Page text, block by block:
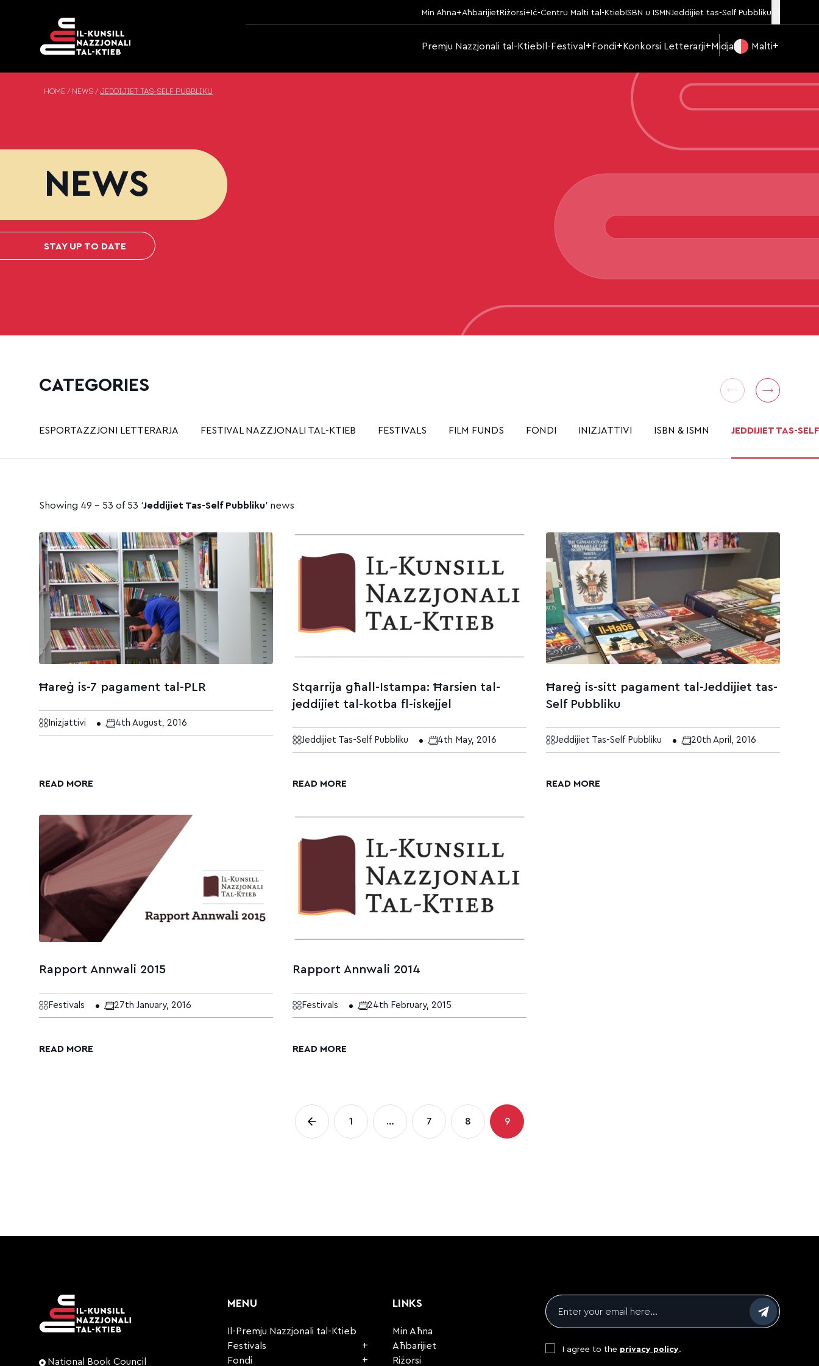
Min Aħna AħbarijietRiżorsi Iċ-Ċentru Malti tal-Ktieb ISBN u ISMNJeddijiet tas-Self Pubbliku
Premju Nazzjonali tal-Ktieb Il-Festival Fondi Konkorsi Letterarji Midja Malti
HOME / NEWS / JEDDIJIET TAS-SELF PUBBLIKU
NEWS
STAY UP TO DATE
CATEGORIES
ESPORTAZZJONI LETTERARJA FESTIVAL NAZZJONALI TAL-KTIEB FESTIVALS FILM FUNDS FONDI INIZJATTIVI ISBN & ISMN JEDDIJIET TAS-
Showing 49 - 53 of 53 ‘Jeddijiet Tas-Self Pubbliku’ news
Ħareġ is-7 pagament tal-PLR
Inizjattivi 4th August, 2016
READ MORE
Stqarrija għall-Istampa: Ħarsien tal-
jeddijiet tal-kotba fl-iskejjel
Jeddijiet Tas-Self Pubbliku 4th May, 2016
READ MORE
Ħareġ is-sitt pagament tal-Jeddijiet tas-
Self Pubbliku
Jeddijiet Tas-Self Pubbliku 20th April, 2016
READ MORE
Rapport Annwali 2015
Festivals 27th January, 2016
READ MORE
Rapport Annwali 2014
Festivals 24th February, 2015
READ MORE
Posts
pagination
Page
1 …
Page
7
Page
8
Page
9
National Book Council
MENU
Il-Premju Nazzjonali tal-Ktieb
Festivals
Fondi
LINKS
Min Aħna
Aħbarijiet
Riżorsi
Email
Consent*
I agree to the privacy policy.